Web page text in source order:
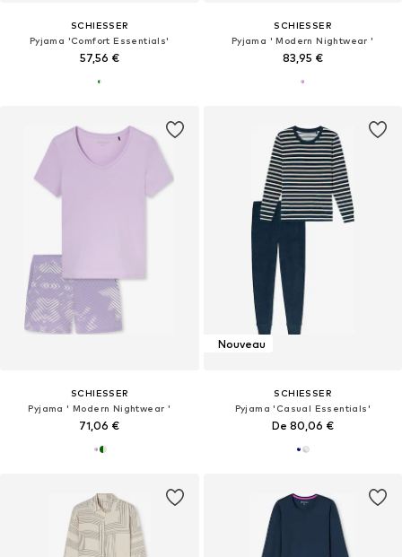
SCHIESSER
Pyjama 'Comfort Essentials'
57,56 €
SCHIESSER
Pyjama ' Modern Nightwear '
83,95 €
SCHIESSER
Pyjama ' Modern Nightwear '
71,06 €
Nouveau
SCHIESSER
Pyjama 'Casual Essentials'
De 80,06 €